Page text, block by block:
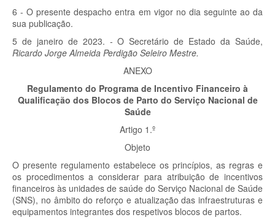
6 - O presente despacho entra em vigor no dia seguinte ao da
sua publicação.
5 de janeiro de 2023. - O Secretário de Estado da Saúde,
Ricardo Jorge Almeida Perdigão Seleiro Mestre.
ANEXO
Regulamento do Programa de Incentivo Financeiro à
Qualificação dos Blocos de Parto do Serviço Nacional de
Saúde
Artigo 1.º
Objeto
O presente regulamento estabelece os princípios, as regras e
os procedimentos a considerar para atribuição de incentivos
financeiros às unidades de saúde do Serviço Nacional de Saúde
(SNS), no âmbito do reforço e atualização das infraestruturas e
equipamentos integrantes dos respetivos blocos de partos.